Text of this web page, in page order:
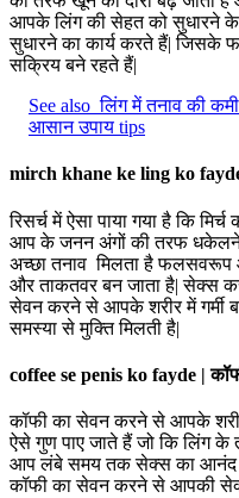
आपके लिंग की सेहत को सुधारने
सुधारने का कार्य करते हैं|
सक्रिय बने रहते हैं|
See also लिंग में तनाव की
आसान उपाय tips
mirch khane ke ling ko fayde
रिसर्च में ऐसा पाया गया है कि
आप के जनन अंगों की तरफ
अच्छा तनाव मिलता है
और ताकतवर बन जाता है| सेक्स
सेवन करने से आपके शरीर में गर्मी
समस्या से मुक्ति मिलती है|
coffee se penis ko fayde |
कॉफी का सेवन करने से आपके
ऐसे गुण पाए जाते हैं जो कि लिंग
आप लंबे समय तक सेक्स का आनंद
कॉफी का सेवन करने से आपकी